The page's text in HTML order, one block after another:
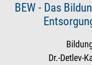
BEW - Das
Dr.-Detlev-